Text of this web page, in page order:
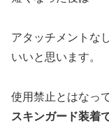
アタッチメントな
いいと思います。
使用禁止とはなっ
スキンガード装着